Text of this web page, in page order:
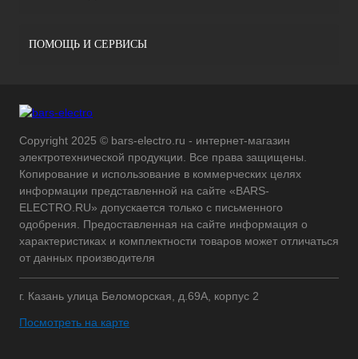
ПОМОЩЬ И СЕРВИСЫ
Copyright 2025 © bars-electro.ru - интернет-магазин
электротехнической продукции. Все права защищены.
Копирование и использование в коммерческих целях
информации представленной на сайте «BARS-
ELECTRO.RU» допускается только с письменного
одобрения. Предоставленная на сайте информация о
характеристиках и комплектности товаров может отличаться
от данных производителя
г. Казань улица Беломорская, д.69А, корпус 2
Посмотреть на карте